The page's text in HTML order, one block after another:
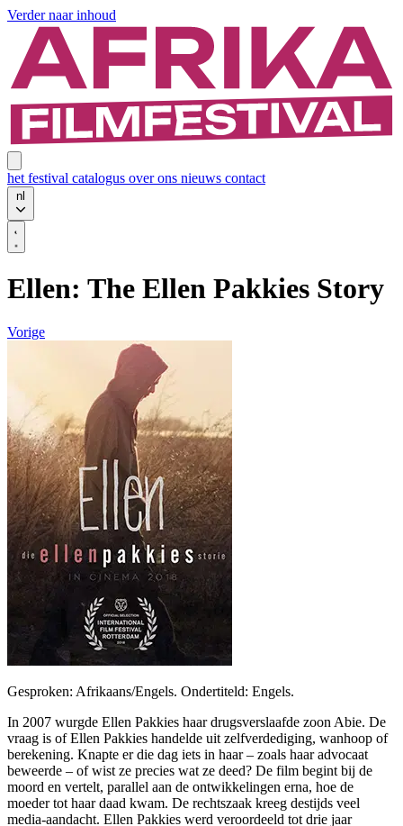
Verder naar inhoud
het festival catalogus over ons nieuws contact
nl
Ellen: The Ellen Pakkies Story
Vorige
Gesproken: Afrikaans/Engels. Ondertiteld: Engels.
In 2007 wurgde Ellen Pakkies haar drugsverslaafde zoon Abie. De
vraag is of Ellen Pakkies handelde uit zelfverdediging, wanhoop of
berekening. Knapte er die dag iets in haar – zoals haar advocaat
beweerde – of wist ze precies wat ze deed? De film begint bij de
moord en vertelt, parallel aan de ontwikkelingen erna, hoe de
moeder tot haar daad kwam. De rechtszaak kreeg destijds veel
media-aandacht. Ellen Pakkies werd veroordeeld tot drie jaar